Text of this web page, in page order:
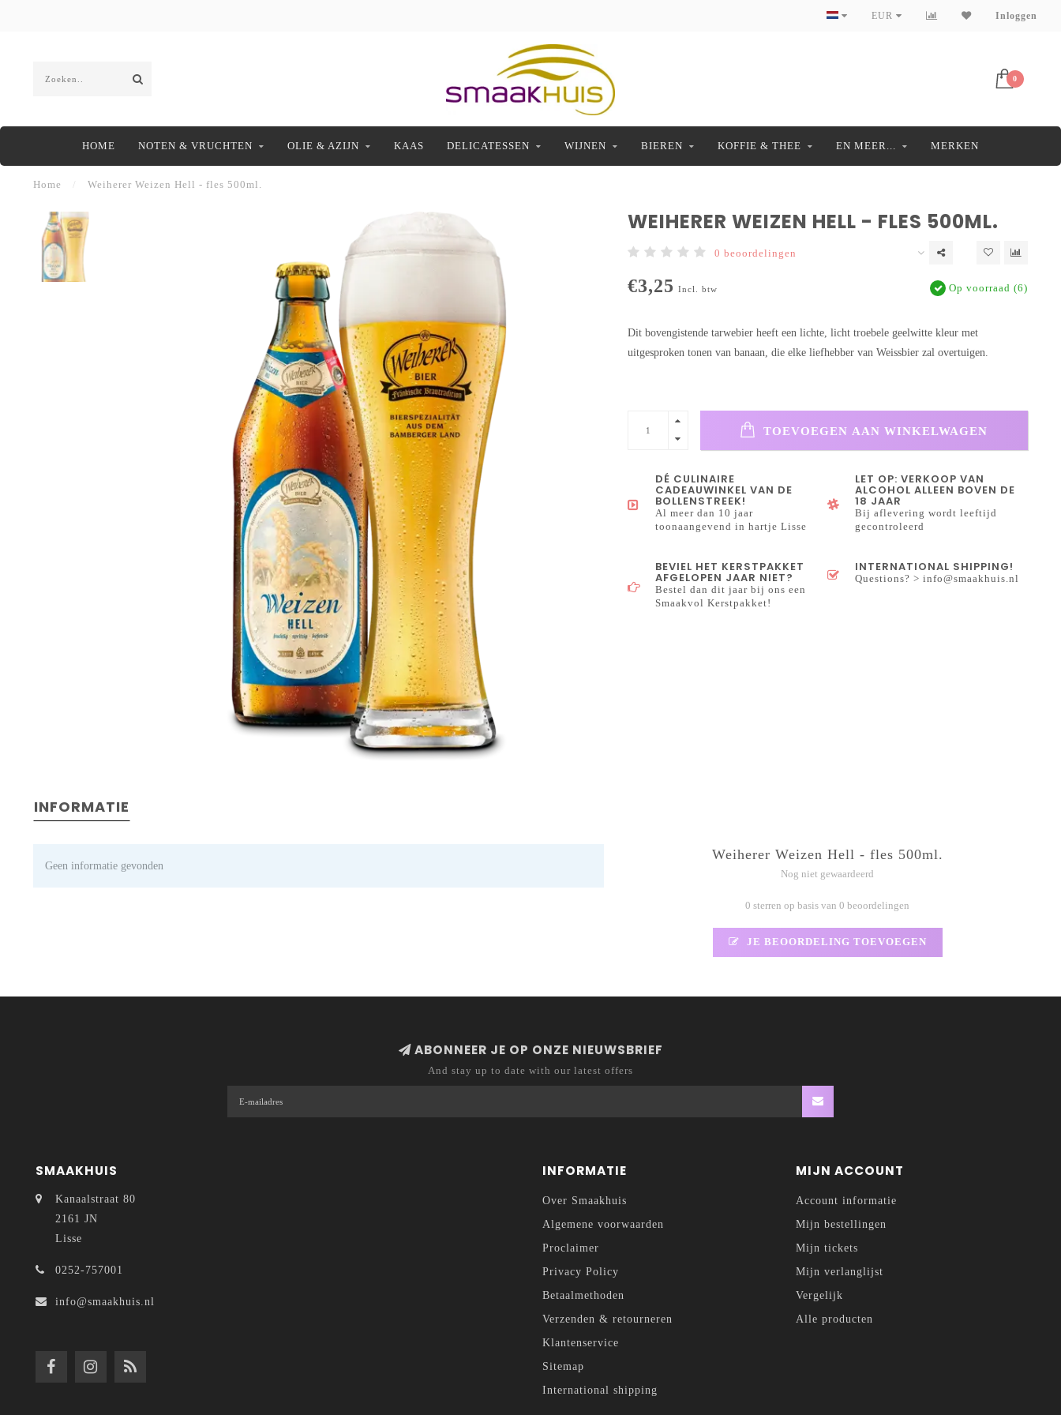
EUR Inloggen
0
HOME NOTEN & VRUCHTEN OLIE & AZIJN KAAS DELICATESSEN WIJNEN BIEREN KOFFIE & THEE EN MEER... MERKEN
Home Weiherer Weizen Hell - fles 500ml.
WEIHERER WEIZEN HELL - FLES 500ML.
0 beoordelingen
€3,25 Incl. btw Op voorraad (6)
Dit bovengistende tarwebier heeft een lichte, licht troebele geelwitte kleur met
uitgesproken tonen van banaan, die elke liefhebber van Weissbier zal overtuigen.
TOEVOEGEN AAN WINKELWAGEN
DÉ CULINAIRE
CADEAUWINKEL VAN DE
BOLLENSTREEK!
Al meer dan 10 jaar
toonaangevend in hartje Lisse
LET OP: VERKOOP VAN
ALCOHOL ALLEEN BOVEN DE
18 JAAR
Bij aflevering wordt leeftijd
gecontroleerd
BEVIEL HET KERSTPAKKET
AFGELOPEN JAAR NIET?
Bestel dan dit jaar bij ons een
Smaakvol Kerstpakket!
INTERNATIONAL SHIPPING!
Questions? >info@smaakhuis.nl
INFORMATIE
Geen informatie gevonden
Weiherer Weizen Hell - fles 500ml.
Nog niet gewaardeerd
0 sterren op basis van 0 beoordelingen
JE BEOORDELING TOEVOEGEN
ABONNEER JE OP ONZE NIEUWSBRIEF
And stay up to date with our latest offers
SMAAKHUIS
Kanaalstraat 80
2161 JN
Lisse
0252-757001
info@smaakhuis.nl
INFORMATIE
Over Smaakhuis
Algemene voorwaarden
Proclaimer
Privacy Policy
Betaalmethoden
Verzenden & retourneren
Klantenservice
Sitemap
International shipping
MIJN ACCOUNT
Account informatie
Mijn bestellingen
Mijn tickets
Mijn verlanglijst
Vergelijk
Alle producten